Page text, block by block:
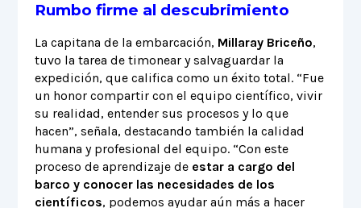
Rumbo firme al descubrimiento
La capitana de la embarcación, Millaray Briceño,
tuvo la tarea de timonear y salvaguardar la
expedición, que califica como un éxito total. “Fue
un honor compartir con el equipo científico, vivir
su realidad, entender sus procesos y lo que
hacen”, señala, destacando también la calidad
humana y profesional del equipo. “Con este
proceso de aprendizaje de estar a cargo del
barco y conocer las necesidades de los
científicos, podemos ayudar aún más a hacer